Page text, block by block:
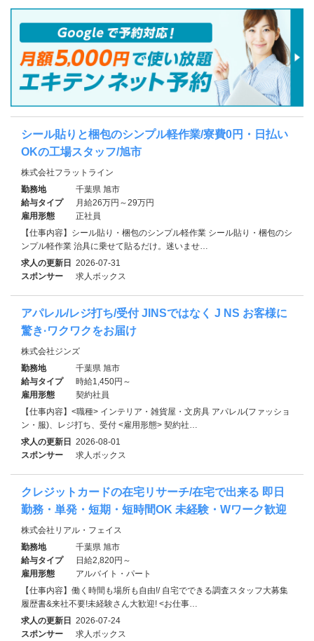
シール貼りと梱包のシンプル軽作業/寮費0円・日払い
OKの工場スタッフ/旭市
株式会社フラットライン
勤務地
千葉県 旭市
給与タイプ
月給26万円～29万円
雇用形態
正社員
【仕事内容】シール貼り・梱包のシンプル軽作業 シール貼り・梱包のシ
ンプル軽作業 治具に乗せて貼るだけ。迷いませ…
求人の更新日 2026-07-31
スポンサー
求人ボックス
アパレル/レジ打ち/受付 JINSではなく J NS お客様に
驚き·ワクワクをお届け
株式会社ジンズ
勤務地
千葉県 旭市
給与タイプ
時給1,450円～
雇用形態
契約社員
【仕事内容】<職種> インテリア・雑貨屋・文房具 アパレル(ファッショ
ン・服)、レジ打ち、受付 <雇用形態> 契約社…
求人の更新日 2026-08-01
スポンサー
求人ボックス
クレジットカードの在宅リサーチ/在宅で出来る 即日
勤務・単発・短期・短時間OK 未経験・Wワーク歓迎
株式会社リアル・フェイス
勤務地
千葉県 旭市
給与タイプ
日給2,820円～
雇用形態
アルバイト・パート
【仕事内容】働く時間も場所も自由!/ 自宅でできる調査スタッフ大募集
履歴書&来社不要!未経験さん大歓迎! <お仕事…
求人の更新日 2026-07-24
スポンサー
求人ボックス